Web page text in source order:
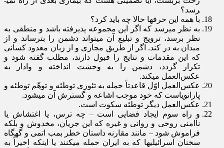
رسد؟
با همه این حرف­ها حالا چه باید کرد؟
به نظر می­رسد که اگر این مجموعه پذیرفته باشد و منطقی به
نظر برسد، ترویج و تبلیغ آن می­تواند دشمن را بترساند و از
میدان به در کند. اگر از طریق مجازی و از زبان معدود کسانی
که این مقدمات و نتایج را قبول دارند، مطلب گفته شود و
تکرار گردد، دشمن را به وحشت انداخته و وادار به
عکس‌العمل می­کند.
عکس­‌العمل اوّل قاعدتاً حمله به تئوری توطئه و توهّم توطئه و
پارانویاست که خود موجب اشاعه و گسترش آن می­شود.
عکس‌­العمل دیگر توطئه سکوت است.
و راه سوم ایجاد فضایی است – چه ترس، یا اغتشاش یا
ناامنی روحی و روانی و غیره که این جریان، مخدوش و بلکه
فراموش شود – مانند مقارنه داستان خطر بمب اتمی و گهگاه
سخنان اسرائیلی­ها که به ایران حمله می­کنند یا اینکه اخیراً به